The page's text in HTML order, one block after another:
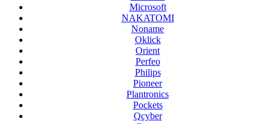
Microsoft
NAKATOMI
Noname
Oklick
Orient
Perfeo
Philips
Pioneer
Plantronics
Pockets
Qcyber